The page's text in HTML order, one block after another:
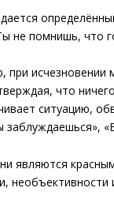
не помнишь, что
при
что
ситуацию,
являются